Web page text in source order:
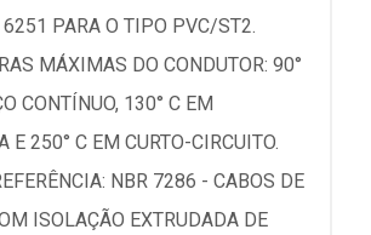
PARA O TIPO PVC/ST2.
MÁXIMAS DO CONDUTOR: 90°
CONTÍNUO, 130° C EM
E 250° C EM CURTO-CIRCUITO.
NBR 7286 - CABOS DE
ISOLAÇÃO EXTRUDADA DE